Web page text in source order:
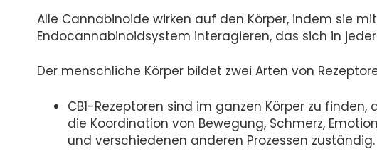
Alle Cannabinoide wirken auf den Körper, indem sie
Endocannabinoidsystem interagieren, das sich in
Der menschliche Körper bildet zwei Arten von
CB1-Rezeptoren sind im ganzen Körper zu
die Koordination von Bewegung, Schmerz,
und verschiedenen anderen Prozessen zuständig.